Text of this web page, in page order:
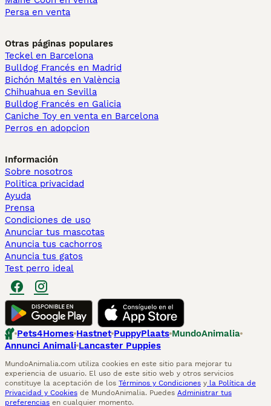
Persa en venta
Otras páginas populares
Teckel en Barcelona
Bulldog Francés en Madrid
Bichón Maltés en València
Chihuahua en Sevilla
Bulldog Francés en Galicia
Caniche Toy en venta en Barcelona
Perros en adopcion
Información
Sobre nosotros
Politica privacidad
Ayuda
Prensa
Condiciones de uso
Anunciar tus mascotas
Anuncia tus cachorros
Anuncia tus gatos
Test perro ideal
Pets4Homes Hastnet PuppyPlaats MundoAnimalia
Annunci Animali Lancaster Puppies
MundoAnimalia.com utiliza cookies en este sitio para mejorar tu
experiencia de usuario. El uso de este sitio web y otros servicios
constituye la aceptación de los Términos y Condiciones y la Política de
Privacidad y Cookies de MundoAnimalia. Puedes Administrar tus
preferencias en cualquier momento.